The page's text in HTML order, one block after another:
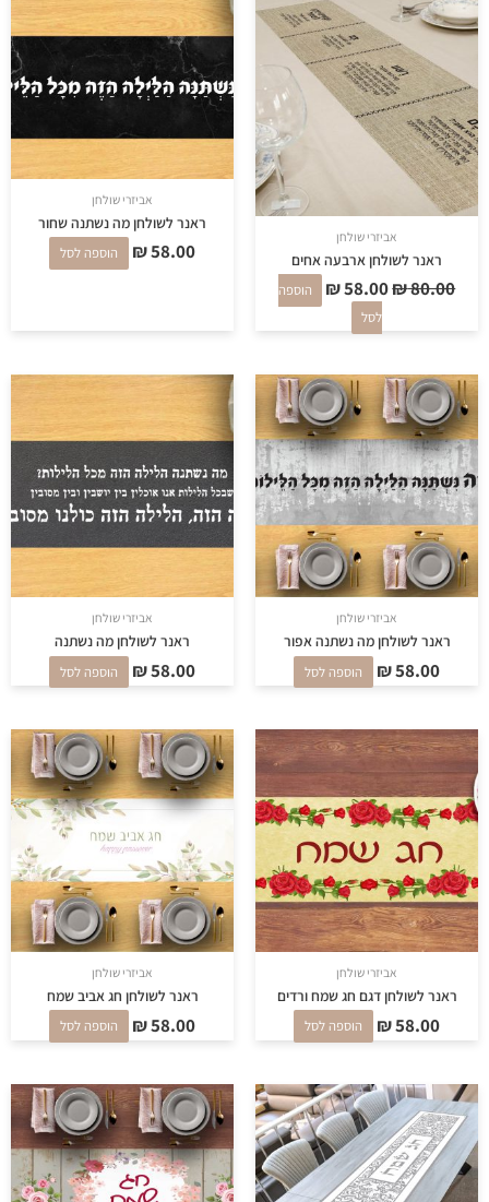
אביזרי שולחן
ראנר לשולחן ארבעה אחים
₪80.00
היה:
₪ 80.00.
₪58.00
הוא:
₪ 58.00.
הוספה
לסל
אביזרי שולחן
ראנר לשולחן מה נשתנה שחור
₪58.00 הוספה לסל
אביזרי שולחן
ראנר לשולחן מה נשתנה אפור
₪58.00 הוספה לסל
אביזרי שולחן
ראנר לשולחן מה נשתנה
₪58.00 הוספה לסל
אביזרי שולחן
ראנר לשולחן דגם חג שמח ורדים
₪58.00 הוספה לסל
אביזרי שולחן
ראנר לשולחן חג אביב שמח
₪58.00 הוספה לסל